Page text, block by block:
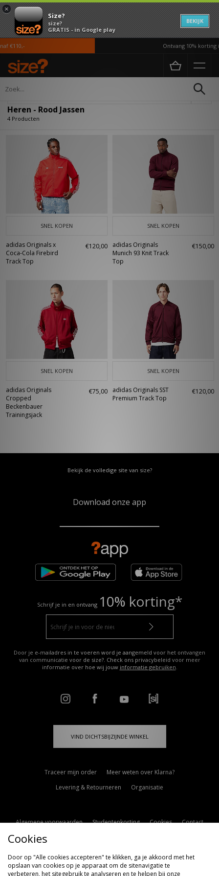
×
Size?
size?
GRATIS - in Google play
BEKIJK
€110,- Ontvang 10% korting
Home Heren
Heren - Rood Jassen
4 Producten
SNEL KOPEN
adidas Originals x
Coca-Cola Firebird
Track Top
€120,00
SNEL KOPEN
adidas Originals
Munich 93 Knit Track
Top
€150,00
SNEL KOPEN
adidas Originals
Cropped
Beckenbauer
Trainingsjack
€75,00
SNEL KOPEN
adidas Originals SST
Premium Track Top
€120,00
Bekijk de volledige site van size?
Download onze app
Schrijf je in en ontvang 10% korting*
Door je e-mailadres in te voeren word je aangemeld voor het ontvangen
van communicatie voor de size?. Check ons privacybeleid voor meer
informatie over hoe wij jouw informatie gebruiken.
VIND DICHTSBIJZIJNDE WINKEL
Traceer mijn order
Meer weten over Klarna?
Levering & Retourneren
Organisatie
Algemene voorwaarden Studentenkorting Cookies
Contact
Cookie Instellingen
Cookies
Door op "Alle cookies accepteren" te klikken, ga je akkoord met het
opslaan van cookies op je apparaat om de sitenavigatie te
verbeteren, het sitegebruik te analyseren en te helpen bij onze